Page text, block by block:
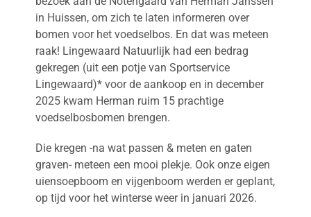
in Huissen, om zich te laten informeren over
bomen voor het voedselbos. En dat was meteen
raak! Lingewaard Natuurlijk had een bedrag
gekregen (uit een potje van Sportservice
Lingewaard)* voor de aankoop en in december
2025 kwam Herman ruim 15 prachtige
voedselbosbomen brengen.
Die kregen -na wat passen & meten en gaten
graven- meteen een mooi plekje. Ook onze eigen
uiensoepboom en vijgenboom werden er geplant,
op tijd voor het winterse weer in januari 2026.